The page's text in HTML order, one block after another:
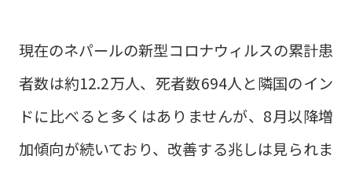
現在のネパールの新型コロナウィルスの累計患
者数は約12.2万人、死者数694人と隣国のイン
ドに比べると多くはありませんが、8月以降増
加傾向が続いており、改善する兆しは見られま